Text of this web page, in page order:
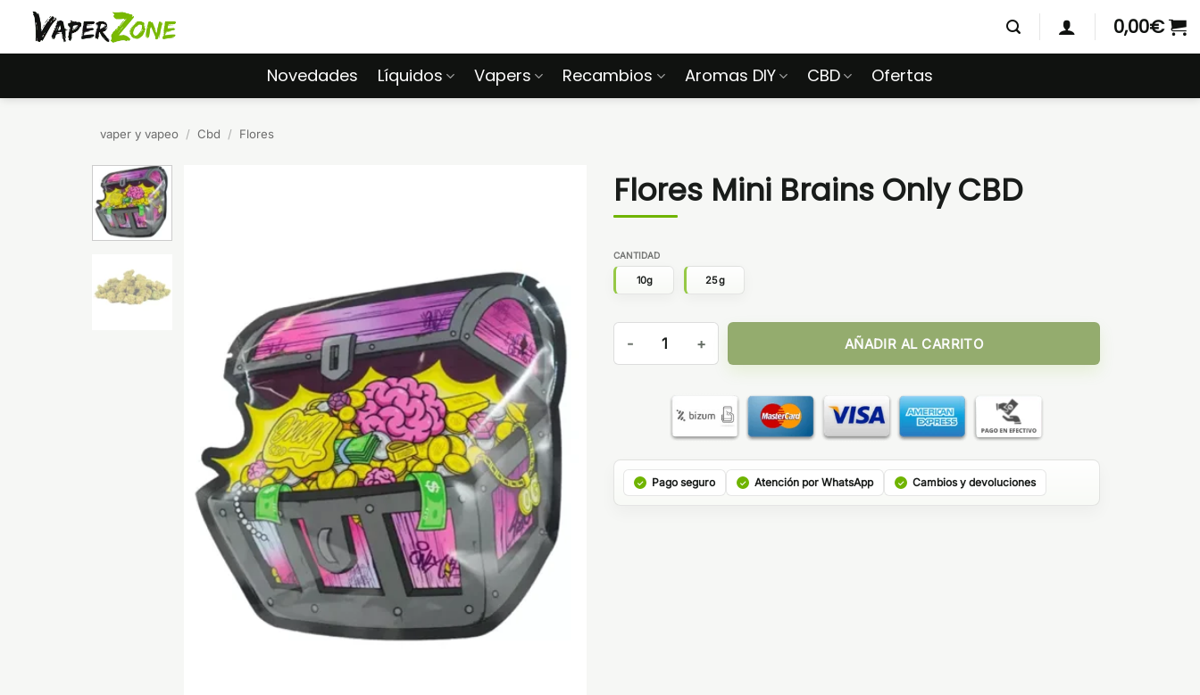
Saltar
contenido
0,00€
Novedades Líquidos Vapers Recambios Aromas DIY CBD Ofertas
vaper y vapeo / Cbd / Flores
Flores Mini Brains Only CBD
CANTIDAD
10g 25g
Flores Mini Brains Only CBD cantidad
AÑADIR AL CARRITO
Pago seguro Atención por WhatsApp Cambios y devoluciones